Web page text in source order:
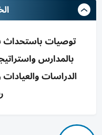
توصيات باستحداث
بالمدارس
الدراسات